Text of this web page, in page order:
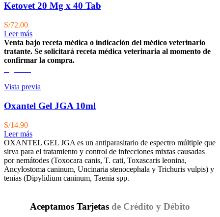
Ketovet 20 Mg x 40 Tab
S/72.00
Leer más
Venta bajo receta médica o indicación del médico veterinario
tratante. Se solicitará receta médica veterinaria al momento de
confirmar la compra.
Vista previa
Oxantel Gel JGA 10ml
S/14.90
Leer más
OXANTEL GEL JGA es un antiparasitario de espectro múltiple que
sirva para el tratamiento y control de infecciones mixtas causadas
por nemátodes (Toxocara canis, T. cati, Toxascaris leonina,
Ancylostoma caninum, Uncinaria stenocephala y Trichuris vulpis) y
tenias (Dipylidium caninum, Taenia spp.
Aceptamos Tarjetas de Crédito y Débito